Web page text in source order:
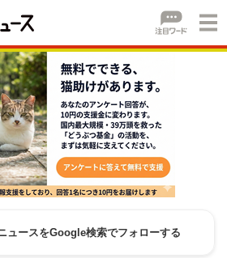
ュースをGoogle検索でフォローする